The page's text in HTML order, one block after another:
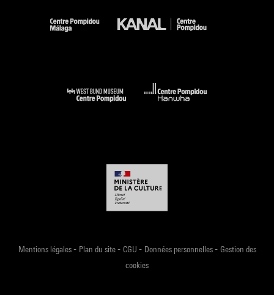
Mentions légales- Plan du site- CGU - Données personnelles- Gestion des
cookies